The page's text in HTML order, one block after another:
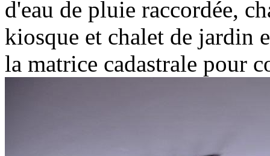
d'eau de pluie raccordée,
kiosque et chalet de jardin
la matrice cadastrale pour